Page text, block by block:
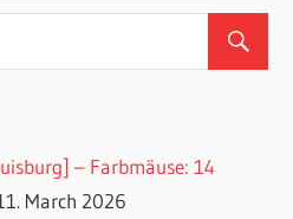
– Farbmäuse: 14
March 2026